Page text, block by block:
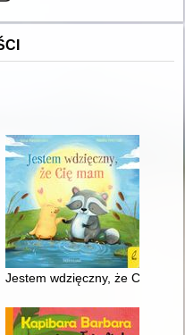
Jestem wdzięczny, że Cię mam